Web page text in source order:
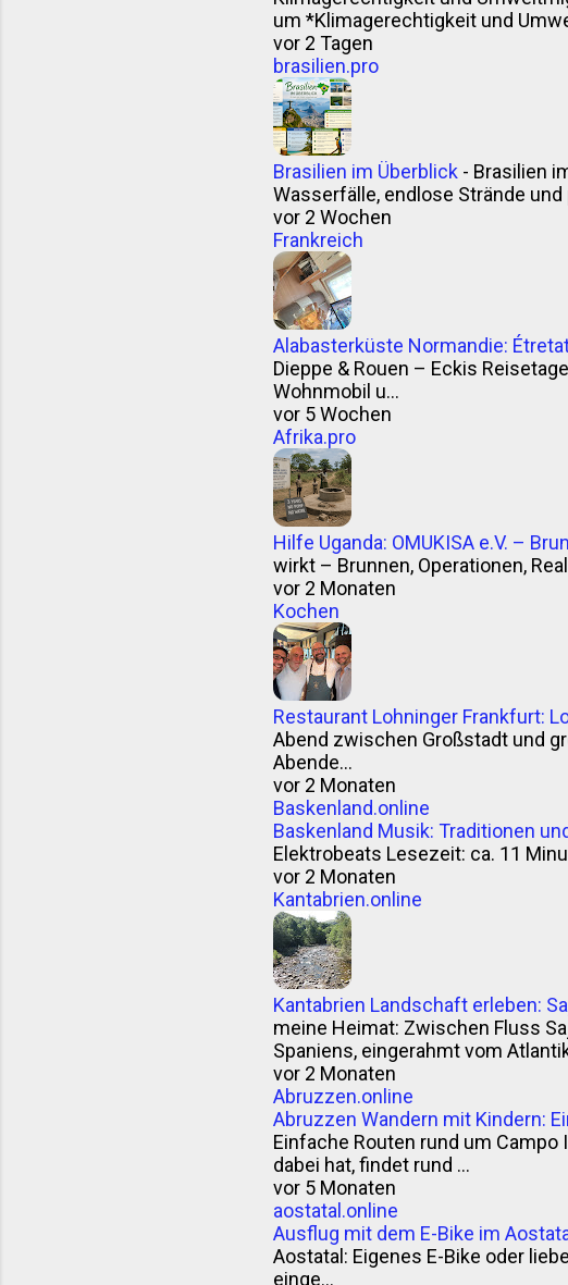
um *Klimagerechtigkeit und
vor 2 Tagen
brasilien.pro
Brasilien im Überblick - Brasilien
Wasserfälle, endlose Strände
vor 2 Wochen
Frankreich
Alabasterküste Normandie:
Dieppe & Rouen – Eckis
Wohnmobil u...
vor 5 Wochen
Afrika.pro
Hilfe Uganda: OMUKISA e.V. –
wirkt – Brunnen, Operationen,
vor 2 Monaten
Kochen
Restaurant Lohninger Frankfurt:
Abend zwischen Großstadt und
Abende...
vor 2 Monaten
Baskenland.online
Baskenland Musik: Traditionen
Elektrobeats Lesezeit: ca. 11
vor 2 Monaten
Kantabrien.online
Kantabrien Landschaft erleben:
meine Heimat: Zwischen Fluss
Spaniens, eingerahmt vom
vor 2 Monaten
Abruzzen.online
Abruzzen Wandern mit Kindern:
Einfache Routen rund um
dabei hat, findet rund ...
vor 5 Monaten
aostatal.online
Ausflug mit dem E-Bike im
Aostatal: Eigenes E-Bike oder
einge...